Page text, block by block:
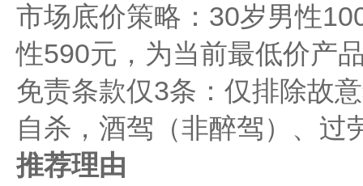
市场底价策略：30岁男性
性590元，为当前最低价产
免责条款仅3条：仅排除故
自杀，酒驾（非醉驾）、过
推荐理由